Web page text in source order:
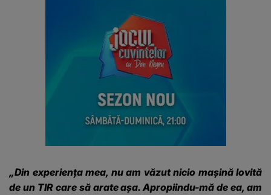
„Din experiența mea, nu am văzut nicio mașină lovită
de un TIR care să arate așa. Apropiindu-mă de ea, am